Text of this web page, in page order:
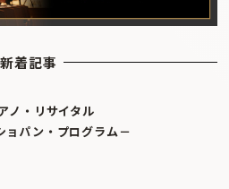
新着記事
ノ・リサイタル
ョパン・プログラム－